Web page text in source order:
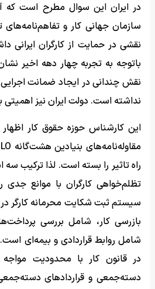
در ایران این سوال مطرح است که
سازمان جهانی کار و
نقشی در حمایت از کارگران ایرانی
باتوجه به تجربه چهار دهه اخیر
نقش چندانی در ایجاد ضمانت اجرایی
نداشته است. دولت ایران نیز اهمیتی
این کارشناس حوزه حقوق کار
راه تاثیر را بسته است. لذا ترکیب سه
تظلم‌خواهی کارگران با موانع
سیستم ثبت شکایت محرمانه کارگر
بازرسی کار، شامل بررسی
شامل روابط قراردادی و بیمه‌ای
در قانون کار با محدودیت
دسته‌جمعی و قراردادهای